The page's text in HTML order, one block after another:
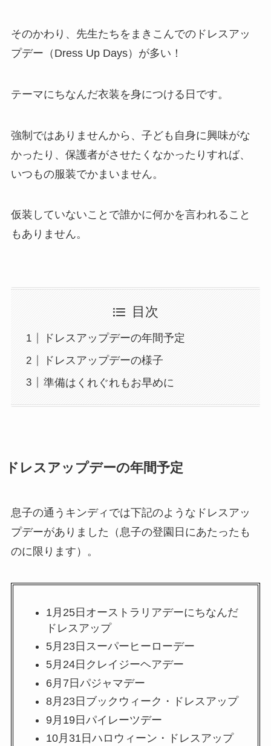
そのかわり、先生たちをまきこんでのドレスアッ
プデー（Dress Up Days）が多い！
テーマにちなんだ衣装を身につける日です。
強制ではありませんから、子ども自身に興味がな
かったり、保護者がさせたくなかったりすれば、
いつもの服装でかまいません。
仮装していないことで誰かに何かを言われること
もありません。
目次
ドレスアップデーの年間予定
ドレスアップデーの様子
準備はくれぐれもお早めに
ドレスアップデーの年間予定
息子の通うキンディでは下記のようなドレスアッ
プデーがありました（息子の登園日にあたったも
のに限ります）。
1月25日オーストラリアデーにちなんだ
ドレスアップ
5月23日スーパーヒーローデー
5月24日クレイジーヘアデー
6月7日パジャマデー
8月23日ブックウィーク・ドレスアップ
9月19日パイレーツデー
10月31日ハロウィーン・ドレスアップ